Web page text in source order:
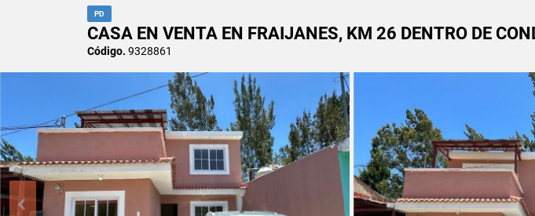
PD
CASA EN VENTA EN FRAIJANES, KM 26 DENTRO DE
Código. 9328861